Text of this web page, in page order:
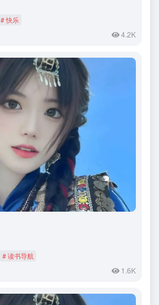
# 快乐
4.2K
# 读书导航
1.6K